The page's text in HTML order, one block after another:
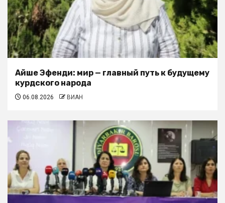
Айше Эфенди: мир — главный путь к будущему
курдского народа
06.08.2026 ВИАН